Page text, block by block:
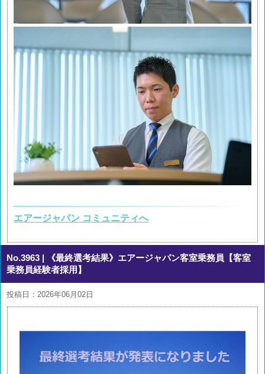
エアージャパン コミュニティへ
No.3963 | 《最終選考結果》エアージャパン客室乗務員【客室
乗務員経験者採用】
投稿日：2026年06月02日